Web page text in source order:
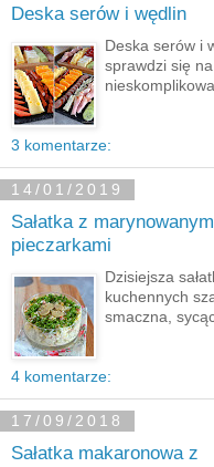
Deska serów i wędlin
Deska serów i
sprawdzi się
3 komentarze:
14/01/2019
Sałatka z
pieczarkami
Dzisiejsza
kuchennych
smaczna,
4 komentarze:
17/09/2018
Sałatka makaronowa z